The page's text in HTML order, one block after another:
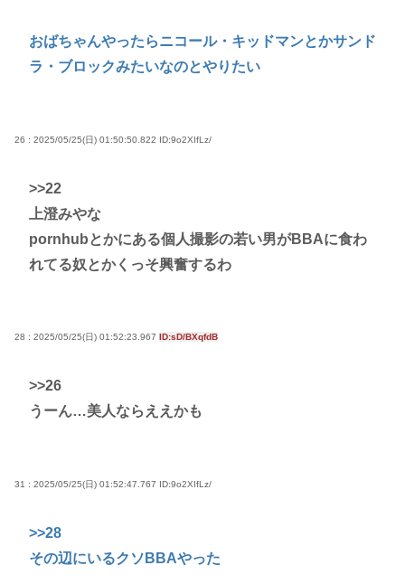
おばちゃんやったらニコール・キッドマンとかサンド
ラ・ブロックみたいなのとやりたい
26 : 2025/05/25(日) 01:50:50.822 ID:9o2XIfLz/
>>22
上澄みやな
pornhubとかにある個人撮影の若い男がBBAに食わ
れてる奴とかくっそ興奮するわ
28 : 2025/05/25(日) 01:52:23.967 ID:sD/BXqfdB
>>26
うーん…美人ならええかも
31 : 2025/05/25(日) 01:52:47.767 ID:9o2XIfLz/
>>28
その辺にいるクソBBAやった